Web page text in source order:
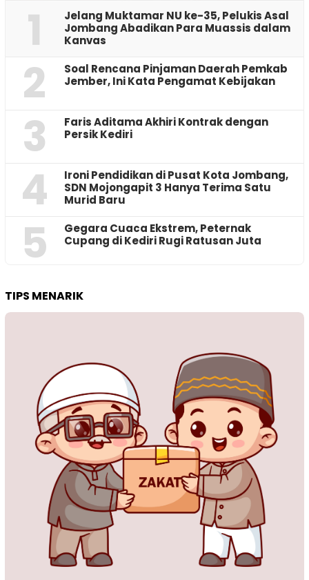
1
Jelang Muktamar NU ke-35, Pelukis Asal
Jombang Abadikan Para Muassis dalam
Kanvas
2
‎Soal Rencana Pinjaman Daerah Pemkab
Jember, Ini Kata Pengamat Kebijakan ‎
3
Faris Aditama Akhiri Kontrak dengan
Persik Kediri
4
Ironi Pendidikan di Pusat Kota Jombang,
SDN Mojongapit 3 Hanya Terima Satu
Murid Baru
5
‎Gegara Cuaca Ekstrem, Peternak
Cupang di Kediri Rugi Ratusan Juta
TIPS MENARIK